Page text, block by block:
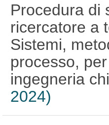
Procedura di
ricercatore a
Sistemi,
processo,
ingegneria
2024)